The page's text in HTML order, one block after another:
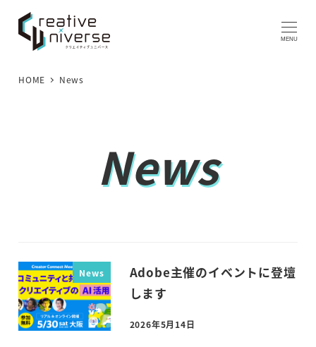
MENU
HOME News
News
News
Adobe主催のイベントに登壇
します
投稿日
2026年5月14日